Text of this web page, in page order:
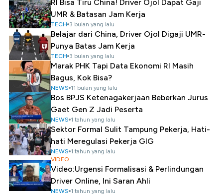
RI Bisa Tiru China! Driver Ojol Dapat Gaji
UMR & Batasan Jam Kerja
TECH 3 bulan yang lalu
Belajar dari China, Driver Ojol Digaji UMR-
Punya Batas Jam Kerja
TECH 3 bulan yang lalu
Marak PHK Tapi Data Ekonomi RI Masih
Bagus, Kok Bisa?
NEWS 11 bulan yang lalu
Bos BPJS Ketenagakerjaan Beberkan Jurus
Gaet Gen Z Jadi Peserta
NEWS 1 tahun yang lalu
Sektor Formal Sulit Tampung Pekerja, Hati-
hati Meregulasi Pekerja GIG
NEWS 1 tahun yang lalu
VIDEO
Video:Urgensi Formalisasi & Perlindungan
Driver Online, Ini Saran Ahli
NEWS 1 tahun yang lalu